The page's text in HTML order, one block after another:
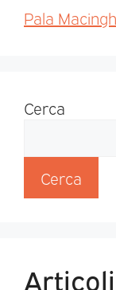
Pala
Cerca
Cerca